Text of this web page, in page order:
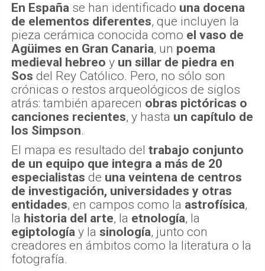
En España se han identificado una docena
de elementos diferentes, que incluyen la
pieza cerámica conocida como el vaso de
Agüimes en Gran Canaria, un poema
medieval hebreo y un sillar de piedra en
Sos del Rey Católico. Pero, no sólo son
crónicas o restos arqueológicos de siglos
atrás: también aparecen obras pictóricas o
canciones recientes, y hasta un capítulo de
los Simpson.
El mapa es resultado del trabajo conjunto
de un equipo que integra a más de 20
especialistas de una veintena de centros
de investigación, universidades y otras
entidades, en campos como la astrofísica,
la historia del arte, la etnología, la
egiptología y la sinología, junto con
creadores en ámbitos como la literatura o la
fotografía.